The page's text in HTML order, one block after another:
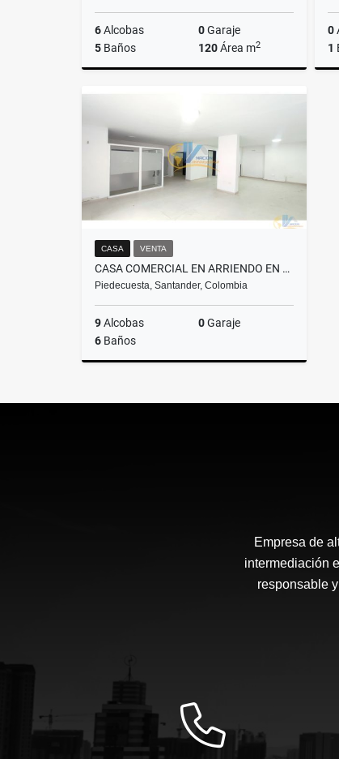
6Alcobas 0Garaje
5 Baños 120Área m2
Venta
0
1
CASA VENTA
CASA COMERCIAL EN ARRIENDO EN SAN RAFAEL PIEDECUESTA
Piedecuesta, Santander, Colombia
9Alcobas 0Garaje
6 Baños
$6.000.000
Empresa de
intermediación
responsable